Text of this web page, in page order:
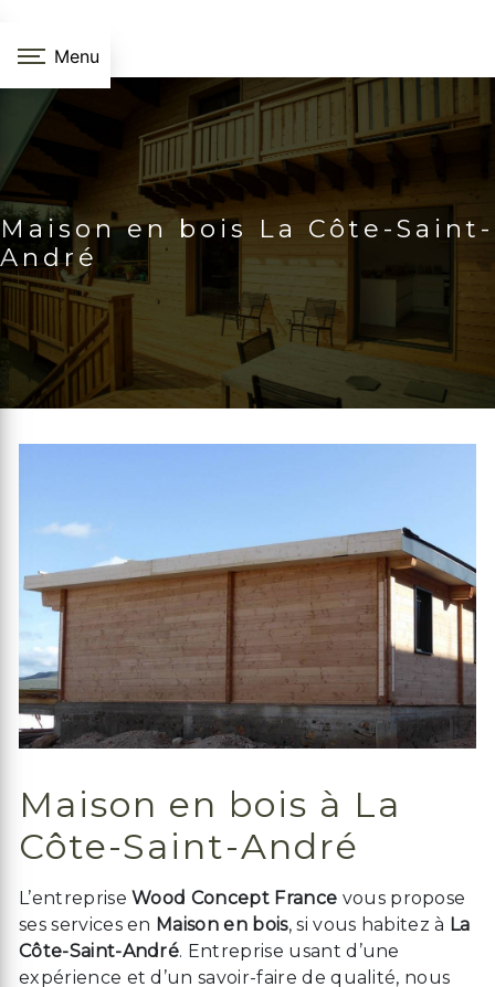
Menu
Maison en bois La Côte-Saint-
André
Maison en bois à La
Côte-Saint-André
L’entrepriseWood Concept France vous propose
ses services en Maison en bois, si vous habitez à La
Côte-Saint-André. Entreprise usant d’une
expérience et d’un savoir-faire de qualité, nous